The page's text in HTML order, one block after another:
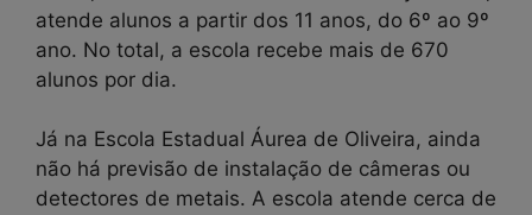
atende alunos a partir dos 11 anos, do 6º ao 9º
ano. No total, a escola recebe mais de 670
alunos por dia.
Já na Escola Estadual Áurea de Oliveira, ainda
não há previsão de instalação de câmeras ou
detectores de metais. A escola atende cerca de